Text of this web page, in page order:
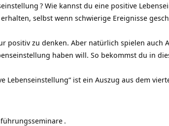
? Wie kannst du eine positive
selbst wenn schwierige Ereignisse
positiv zu denken. Aber natürlich spielen
haben will. So bekommst du in
Lebenseinstellung“ ist ein Auszug aus dem
.